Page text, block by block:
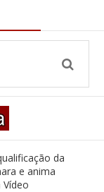
da
e anima